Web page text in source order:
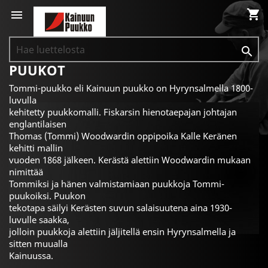
 shopping_cart

PUUKOT
Tommi-puukko eli Kainuun puukko on Hyrynsalmella 1800-
luvulla
kehitetty puukkomalli. Fiskarsin hienotaepajan johtajan
englantilaisen
Thomas (Tommi) Woodwardin oppipoika Kalle Keränen
kehitti mallin
vuoden 1868 jälkeen. Kerästä alettiin Woodwardin mukaan
nimittää
Tommiksi ja hänen valmistamiaan puukkoja Tommi-
puukoiksi. Puukon
tekotapa säilyi Kerästen suvun salaisuutena aina 1930-
luvulle saakka,
jolloin puukkoja alettiin jäljitellä ensin Hyrynsalmella ja
sitten muualla
Kainuussa.